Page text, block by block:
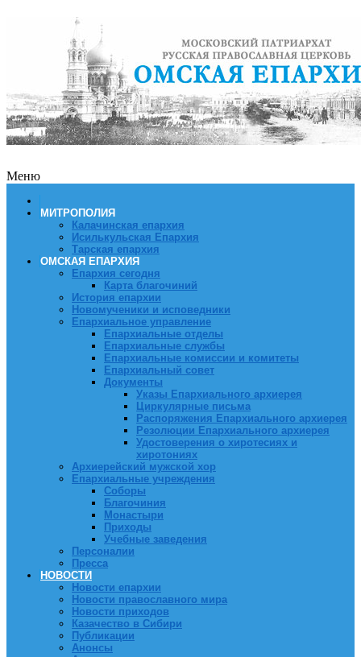
Меню
МИТРОПОЛИЯ
Калачинская епархия
Исилькульская Епархия
Тарская епархия
ОМСКАЯ ЕПАРХИЯ
Епархия сегодня
Карта благочиний
История епархии
Новомученики и исповедники
Епархиальное управление
Епархиальные отделы
Епархиальные службы
Епархиальные комиссии и комитеты
Епархиальный совет
Документы
Указы Епархиального архиерея
Циркулярные письма
Распоряжения Епархиального архиерея
Резолюции Епархиального архиерея
Удостоверения о хиротесиях и
хиротониях
Архиерейский мужской хор
Епархиальные учреждения
Соборы
Благочиния
Монастыри
Приходы
Учебные заведения
Персоналии
Пресса
НОВОСТИ
Новости епархии
Новости православного мира
Новости приходов
Казачество в Сибири
Публикации
Анонсы